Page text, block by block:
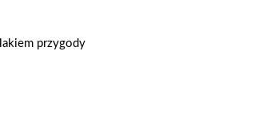
przygody